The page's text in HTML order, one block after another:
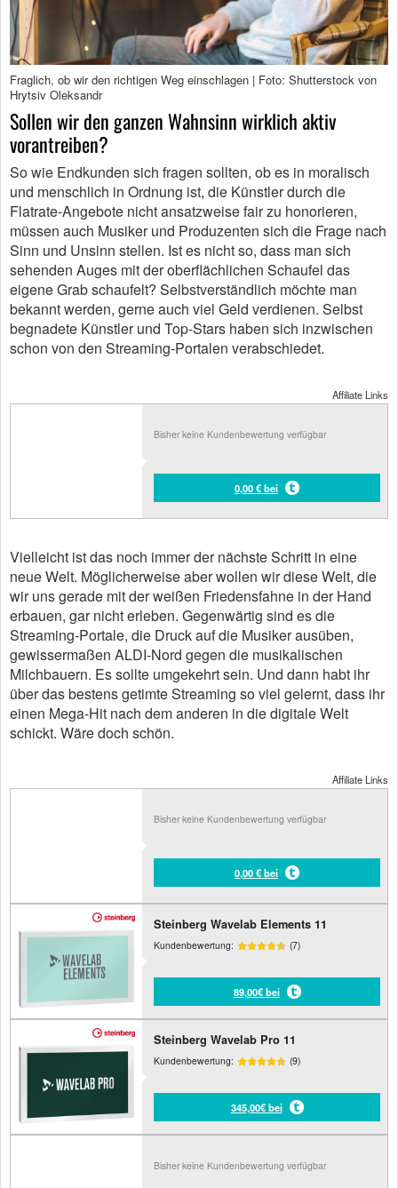
Fraglich, ob wir den richtigen Weg einschlagen | Foto: Shutterstock von
Hrytsiv Oleksandr
Sollen wir den ganzen Wahnsinn wirklich aktiv
vorantreiben?
So wie Endkunden sich fragen sollten, ob es in moralisch
und menschlich in Ordnung ist, die Künstler durch die
Flatrate-Angebote nicht ansatzweise fair zu honorieren,
müssen auch Musiker und Produzenten sich die Frage nach
Sinn und Unsinn stellen. Ist es nicht so, dass man sich
sehenden Auges mit der oberflächlichen Schaufel das
eigene Grab schaufelt? Selbstverständlich möchte man
bekannt werden, gerne auch viel Geld verdienen. Selbst
begnadete Künstler und Top-Stars haben sich inzwischen
schon von den Streaming-Portalen verabschiedet.
Affiliate Links
Bisher keine Kundenbewertung verfügbar
0,00 € bei
Vielleicht ist das noch immer der nächste Schritt in eine
neue Welt. Möglicherweise aber wollen wir diese Welt, die
wir uns gerade mit der weißen Friedensfahne in der Hand
erbauen, gar nicht erleben. Gegenwärtig sind es die
Streaming-Portale, die Druck auf die Musiker ausüben,
gewissermaßen ALDI-Nord gegen die musikalischen
Milchbauern. Es sollte umgekehrt sein. Und dann habt ihr
über das bestens getimte Streaming so viel gelernt, dass ihr
einen Mega-Hit nach dem anderen in die digitale Welt
schickt. Wäre doch schön.
Affiliate Links
Bisher keine Kundenbewertung verfügbar
0,00 € bei
Steinberg Wavelab Elements 11
Kundenbewertung: (7)
89,00€ bei
Steinberg Wavelab Pro 11
Kundenbewertung: (9)
345,00€ bei
Bisher keine Kundenbewertung verfügbar